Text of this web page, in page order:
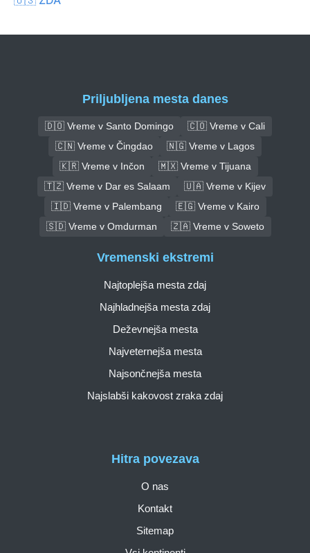
Priljubljena mesta danes
🇩🇴 Vreme v Santo Domingo
🇨🇴 Vreme v Cali
🇨🇳 Vreme v Čingdao
🇳🇬 Vreme v Lagos
🇰🇷 Vreme v Inčon
🇲🇽 Vreme v Tijuana
🇹🇿 Vreme v Dar es Salaam
🇺🇦 Vreme v Kijev
🇮🇩 Vreme v Palembang
🇪🇬 Vreme v Kairo
🇸🇩 Vreme v Omdurman
🇿🇦 Vreme v Soweto
Hitra povezava
O nas
Kontakt
Sitemap
Vremenski ekstremi
Najtoplejša mesta zdaj
Najhladnejša mesta zdaj
Deževnejša mesta
Najveternejša mesta
Najsončnejša mesta
Najslabši kakovost zraka zdaj